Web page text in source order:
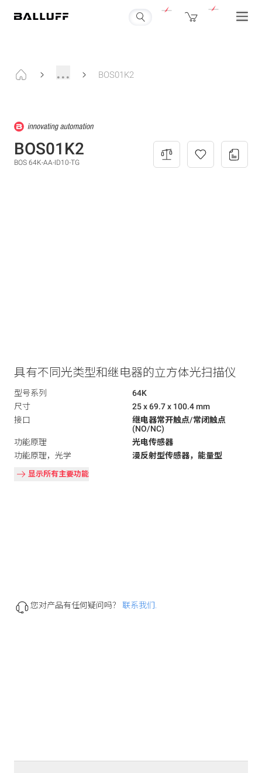
... BOS01K2
BOS01K2
BOS 64K-AA-ID10-TG
具有不同光类型和继电器的立方体光扫描仪
型号系列
64K
尺寸
25 x 69.7 x 100.4 mm
接口
继电器常开触点/常闭触点
(NO/NC)
功能原理
光电传感器
功能原理，光学
漫反射型传感器，能量型
显示所有主要功能
您对产品有任何疑问吗？ 联系我们.